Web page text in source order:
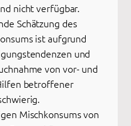
nicht verfügbar.
Schätzung des
ist aufgrund
und
von vor- und
betroffener
Mischkonsums von